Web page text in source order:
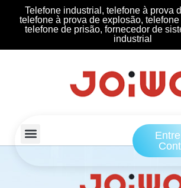
Telefone industrial, telefone à prova
telefone à prova de explosão,
telefone de prisão, fornecedor de
industrial